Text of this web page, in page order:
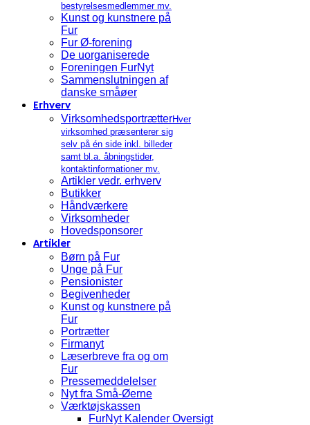
bestyrelsesmedlemmer mv.
Kunst og kunstnere på
Fur
Fur Ø-forening
De uorganiserede
Foreningen FurNyt
Sammenslutningen af
danske småøer
Erhverv
VirksomhedsportrætterHver
virksomhed præsenterer sig
selv på én side inkl. billeder
samt bl.a. åbningstider,
kontaktinformationer mv.
Artikler vedr. erhverv
Butikker
Håndværkere
Virksomheder
Hovedsponsorer
Artikler
Børn på Fur
Unge på Fur
Pensionister
Begivenheder
Kunst og kunstnere på
Fur
Portrætter
Firmanyt
Læserbreve fra og om
Fur
Pressemeddelelser
Nyt fra Små-Øerne
Værktøjskassen
FurNyt Kalender Oversigt